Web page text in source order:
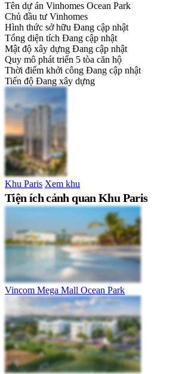
Tên dự án Vinhomes Ocean Park
Chủ đầu tư Vinhomes
Hình thức sở hữu Đang cập nhật
Tổng diện tích Đang cập nhật
Mật độ xây dựng Đang cập nhật
Quy mô phát triển 5 tòa căn hộ
Thời điểm khởi công Đang cập nhật
Tiến độ Đang xây dựng
Khu Paris Xem khu
Tiện ích cảnh quan Khu Paris
Vincom Mega Mall Ocean Park